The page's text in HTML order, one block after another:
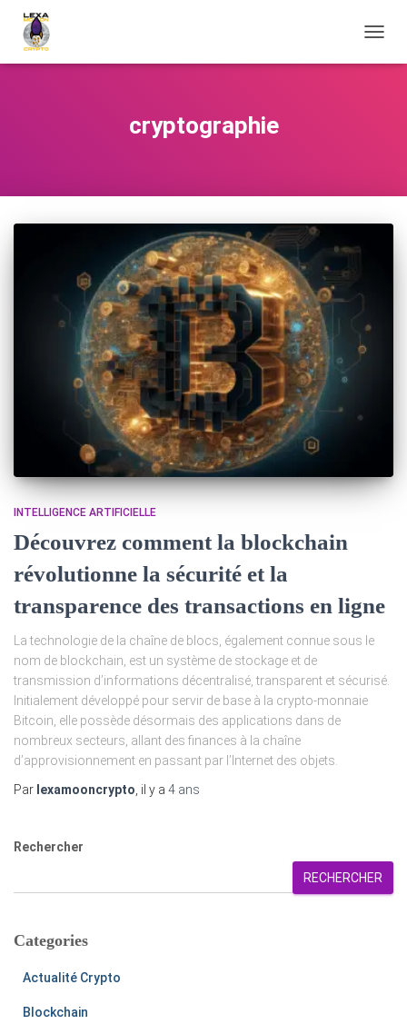
cryptographie
INTELLIGENCE ARTIFICIELLE
Découvrez comment la blockchain
révolutionne la sécurité et la
transparence des transactions en ligne
La technologie de la chaîne de blocs, également connue sous le
nom de blockchain, est un système de stockage et de
transmission d’informations décentralisé, transparent et sécurisé.
Initialement développé pour servir de base à la crypto-monnaie
Bitcoin, elle possède désormais des applications dans de
nombreux secteurs, allant des finances à la chaîne
d’approvisionnement en passant par l’Internet des objets.
Par lexamooncrypto , il y a 4 ans
Rechercher
RECHERCHER
Categories
Actualité Crypto
Blockchain